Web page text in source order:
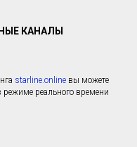
КАНАЛЫ
starline.online вы можете
режиме реального времени